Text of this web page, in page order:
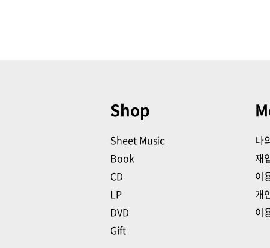
Shop
Sheet Music
Book
CD
LP
DVD
Gift
나
재
이
개
이